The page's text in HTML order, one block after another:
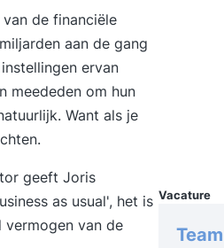
de financiële
aan de gang
ervan
meededen om hun
Want als je
geeft Joris
as usual', het is
van de
Vacature